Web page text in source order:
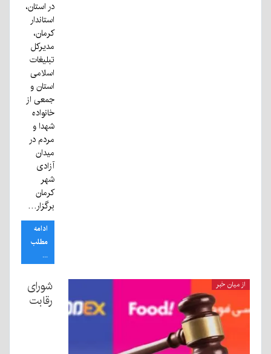
در استان،
استاندار
کرمان،
مدیرکل
تبلیغات
اسلامی
استان و
جمعی از
خانواده
شهدا و
مردم در
میدان
آزادی
شهر
کرمان
برگزار…
ادامه
مطلب
...
از میان خبر
شورای
رقابت